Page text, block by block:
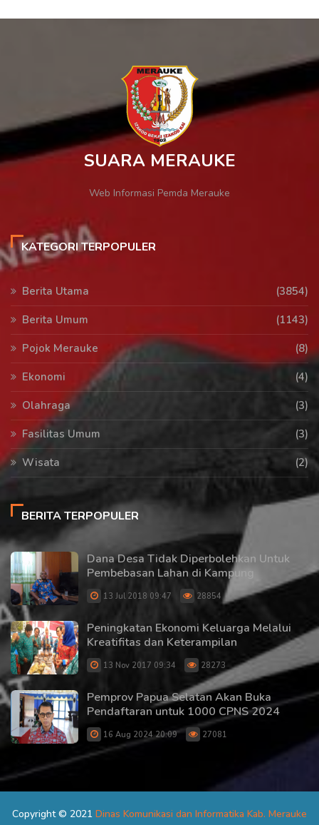
SUARA MERAUKE
Web Informasi Pemda Merauke
KATEGORI TERPOPULER
Berita Utama
(3854)
Berita Umum
(1143)
Pojok Merauke
(8)
Ekonomi
(4)
Olahraga
(3)
Fasilitas Umum
(3)
Wisata
(2)
BERITA TERPOPULER
Dana Desa Tidak Diperbolehkan Untuk
Pembebasan Lahan di Kampung
13 Jul 2018 09:47 28854
Peningkatan Ekonomi Keluarga Melalui
Kreatifitas dan Keterampilan
13 Nov 2017 09:34 28273
Pemprov Papua Selatan Akan Buka
Pendaftaran untuk 1000 CPNS 2024
16 Aug 2024 20:09 27081
Copyright © 2021 Dinas Komunikasi dan Informatika Kab. Merauke